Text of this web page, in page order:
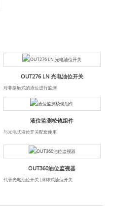
OUT276 LN 光电油位开关
对非接触式的液位进行监测
液位监测棱镜组件
与光电式液位开关配套使用
OUT360油位监视器
代替光电油位开关|浮球式油位开关